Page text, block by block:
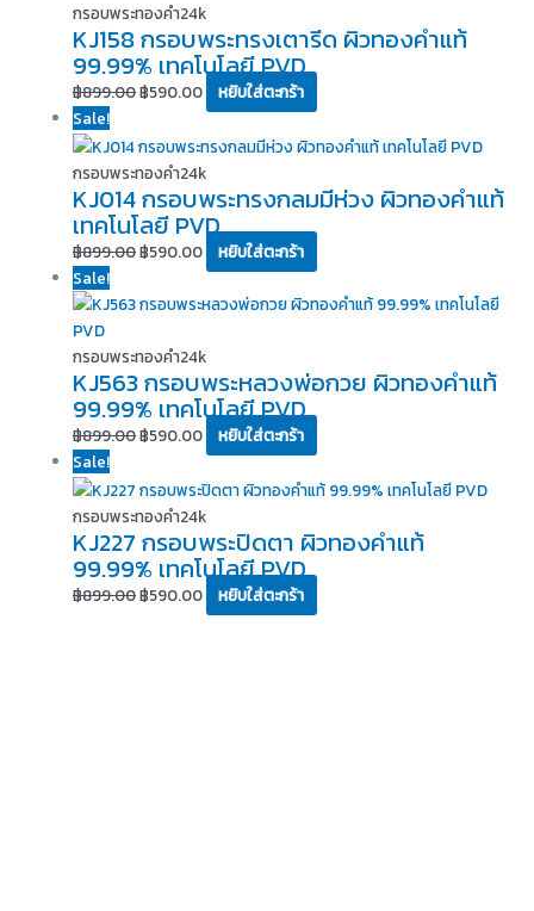
กรอบพระทองคำ24k
KJ158 กรอบพระทรงเตารีด ผิวทองคำแท้
99.99% เทคโนโลยี PVD
฿899.00฿590.00
หยิบใส่ตะกร้า
Sale!
กรอบพระทองคำ24k
KJ014 กรอบพระทรงกลมมีห่วง ผิวทองคำแท้
เทคโนโลยี PVD
฿899.00฿590.00
หยิบใส่ตะกร้า
Sale!
กรอบพระทองคำ24k
KJ563 กรอบพระหลวงพ่อกวย ผิวทองคำแท้
99.99% เทคโนโลยี PVD
฿899.00฿590.00
หยิบใส่ตะกร้า
Sale!
กรอบพระทองคำ24k
KJ227 กรอบพระปิดตา ผิวทองคำแท้
99.99% เทคโนโลยี PVD
฿899.00฿590.00 หยิบใส่ตะกร้า